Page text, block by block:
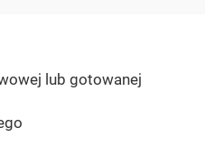
lub gotowanej